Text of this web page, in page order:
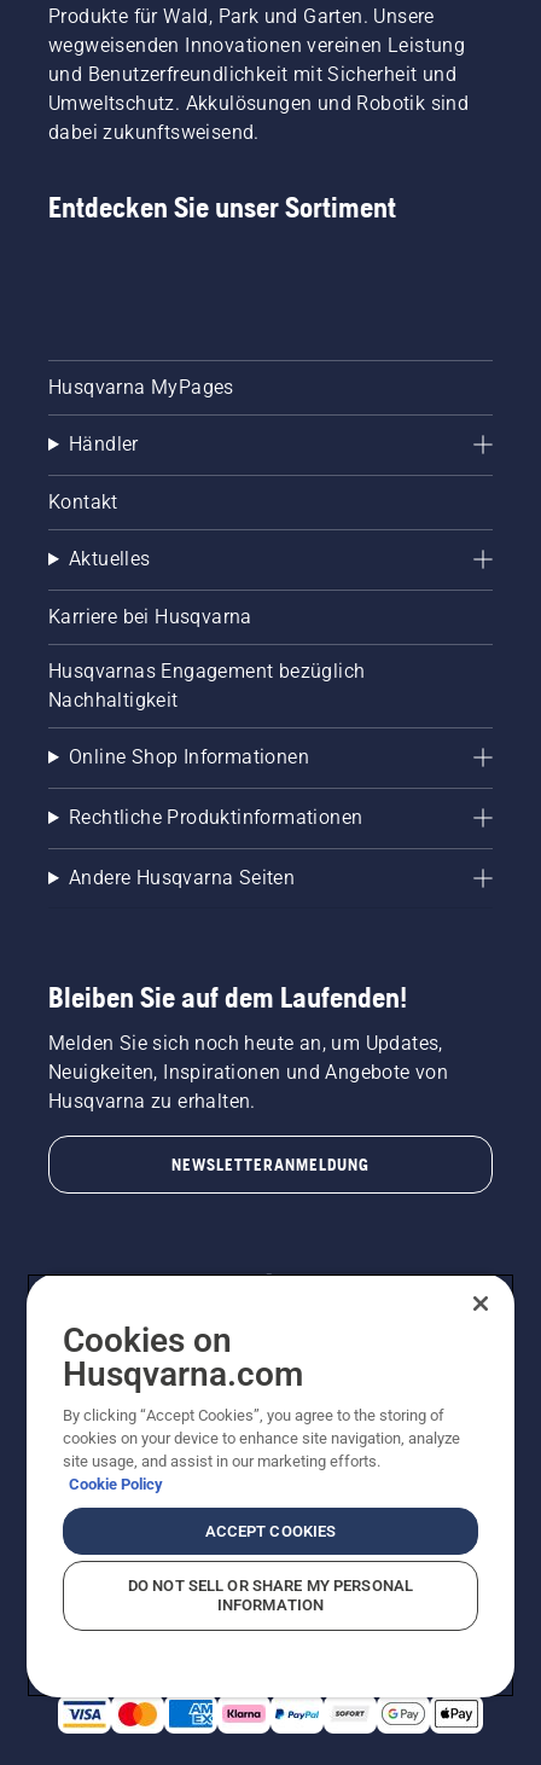
Produkte für Wald, Park und Garten. Unsere
wegweisenden Innovationen vereinen Leistung
und Benutzerfreundlichkeit mit Sicherheit und
Umweltschutz. Akkulösungen und Robotik sind
dabei zukunftsweisend.
Entdecken Sie unser Sortiment
Husqvarna MyPages
Händler
Kontakt
Aktuelles
Karriere bei Husqvarna
Husqvarnas Engagement bezüglich
Nachhaltigkeit
Online Shop Informationen
Rechtliche Produktinformationen
Andere Husqvarna Seiten
Bleiben Sie auf dem Laufenden!
Melden Sie sich noch heute an, um Updates,
Neuigkeiten, Inspirationen und Angebote von
Husqvarna zu erhalten.
NEWSLETTERANMELDUNG
© Husqvarna AB (publ). Alle Rechte vorbehalten.
Preisänderungen, Irrtümer, Text- und Satzfehler sind
vorbehalten. Bei den Preisangaben handelt es sich um
unverbindliche Preisempfehlungen in Euro inkl. der
unverbindliche Preisempfehlungen (inkl. MwSt), es sei
denn sie sind für den direkten Kauf verfügbar.
Cookie-RichtlinieNutzungsbedingungenAGBs
ImpressumVermutete Verstöße melden
Cookies on
Husqvarna.com
By clicking “Accept Cookies”, you agree to the storing of
cookies on your device to enhance site navigation, analyze
site usage, and assist in our marketing efforts.
Cookie Policy
ACCEPT COOKIES
DO NOT SELL OR SHARE MY PERSONAL
INFORMATION